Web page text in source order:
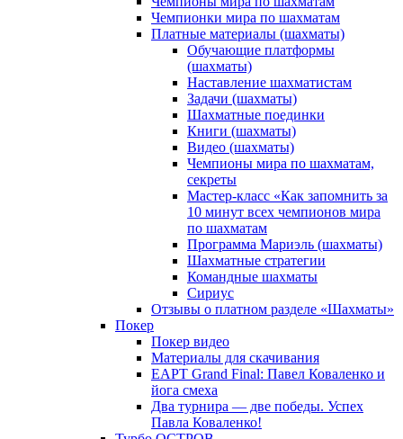
Чемпионки мира по шахматам
Платные материалы (шахматы)
Обучающие платформы
(шахматы)
Наставление шахматистам
Задачи (шахматы)
Шахматные поединки
Книги (шахматы)
Видео (шахматы)
Чемпионы мира по шахматам,
секреты
Мастер-класс «Как запомнить за
10 минут всех чемпионов мира
по шахматам
Программа Мариэль (шахматы)
Шахматные стратегии
Командные шахматы
Сириус
Отзывы о платном разделе «Шахматы»
Покер
Покер видео
Материалы для скачивания
EAPT Grand Final: Павел Коваленко и
йога смеха
Два турнира — две победы. Успех
Павла Коваленко!